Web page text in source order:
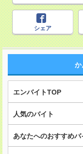
シェア
か
エンバイトTOP
人気のバイト
あなたへのおすすめバ